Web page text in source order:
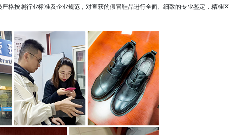
按照行业标准及企业规范，对查获的假冒鞋品进行全面、细致的专业鉴定，精准区